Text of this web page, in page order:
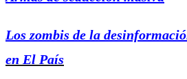
Los zombis de la
en El País